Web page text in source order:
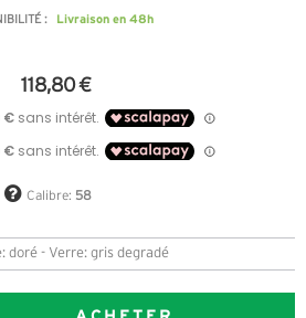
: Livraison en 48h
118,80 €
Calibre: 58
doré - Verre: gris degradé